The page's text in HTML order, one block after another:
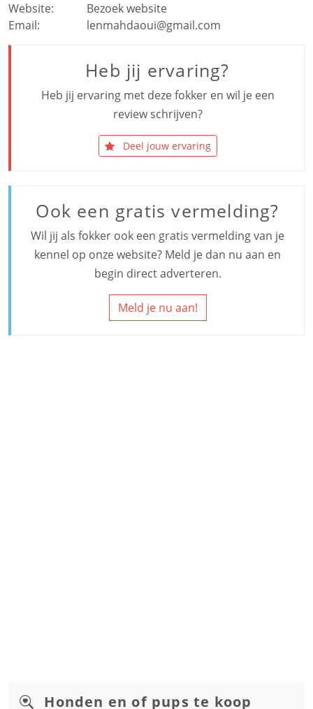
Website:
Bezoek website
Email:
lenmahdaoui@gmail.com
Heb jij ervaring?
Heb jij ervaring met deze fokker en wil je een
review schrijven?
Deel jouw ervaring
Ook een gratis vermelding?
Wil jij als fokker ook een gratis vermelding van je
kennel op onze website? Meld je dan nu aan en
begin direct adverteren.
Meld je nu aan!
Honden en of pups te koop